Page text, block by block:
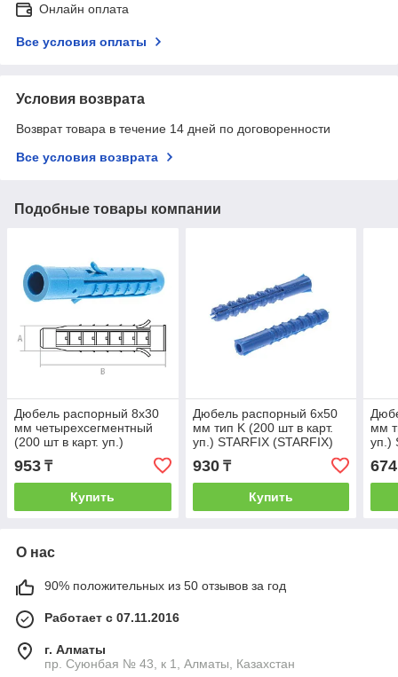
Онлайн оплата
Все условия оплаты
Условия возврата
Возврат товара в течение 14 дней по договоренности
Все условия возврата
Подобные товары компании
Дюбель распорный 8х30
мм четырехсегментный
(200 шт в карт. уп.)
STARFIX (STARFIX)
(SMC2-44315-200)
953 ₸
Купить
Дюбель распорный 6х50
мм тип K (200 шт в карт.
уп.) STARFIX (STARFIX)
(SMC3-41772-200)
930₸
Купить
мм
уп.)
674
О нас
90% положительных из 50 отзывов за год
Работает с 07.11.2016
г. Алматы
пр. Суюнбая № 43, к 1, Алматы, Казахстан